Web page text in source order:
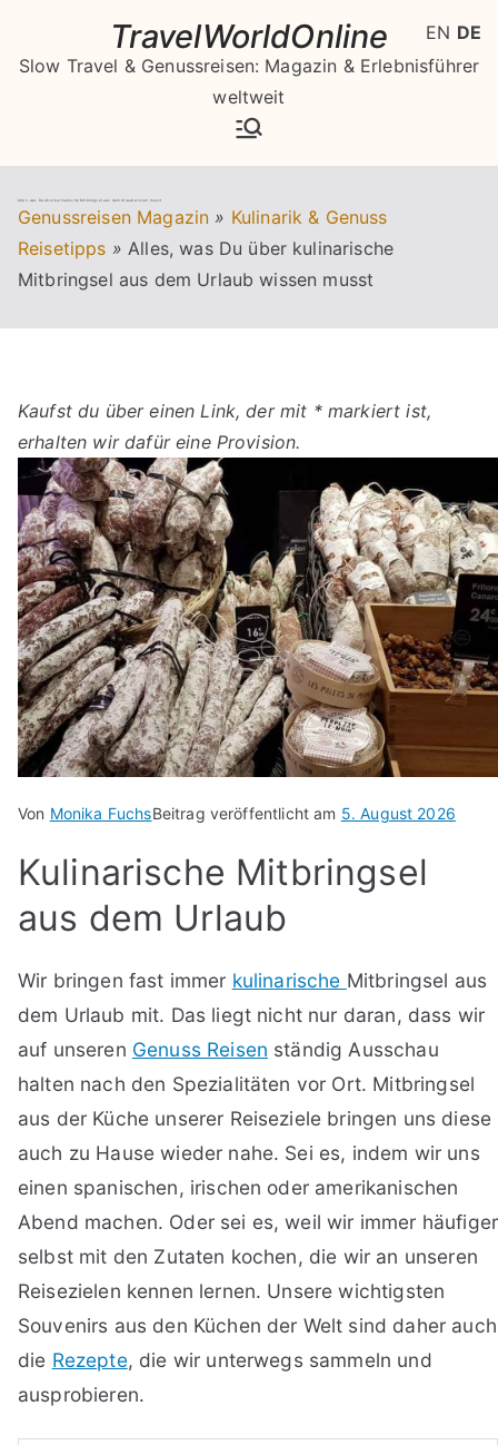
springen
TravelWorldOnline
Slow Travel & Genussreisen: Magazin & Erlebnisführer
weltweit
Alles, was Du über kulinarische Mitbringsel aus dem Urlaub wissen musst
Genussreisen Magazin » Kulinarik & Genuss
Reisetipps » Alles, was Du über kulinarische
Mitbringsel aus dem Urlaub wissen musst
Kaufst du über einen Link, der mit * markiert ist,
erhalten wir dafür eine Provision.
Von Monika FuchsBeitrag veröffentlicht am 5. August 2026
Kulinarische Mitbringsel
aus dem Urlaub
Wir bringen fast immer kulinarische Mitbringsel aus
dem Urlaub mit. Das liegt nicht nur daran, dass wir
auf unseren Genuss Reisen ständig Ausschau
halten nach den Spezialitäten vor Ort. Mitbringsel
aus der Küche unserer Reiseziele bringen uns diese
auch zu Hause wieder nahe. Sei es, indem wir uns
einen spanischen, irischen oder amerikanischen
Abend machen. Oder sei es, weil wir immer häufiger
selbst mit den Zutaten kochen, die wir an unseren
Reisezielen kennen lernen. Unsere wichtigsten
Souvenirs aus den Küchen der Welt sind daher auch
die Rezepte, die wir unterwegs sammeln und
ausprobieren.
EN DE